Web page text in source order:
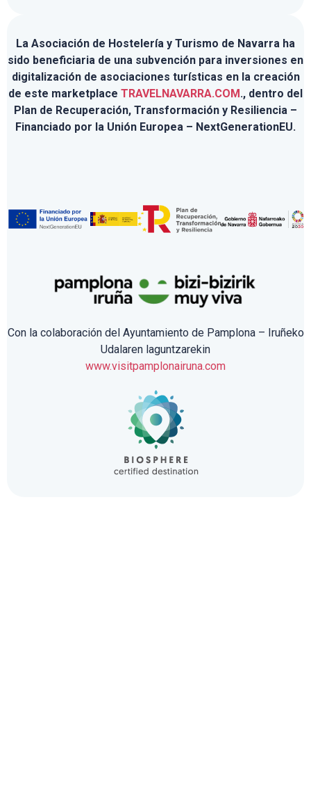
La Asociación de Hostelería y Turismo de Navarra ha
sido beneficiaria de una subvención para inversiones en
digitalización de asociaciones turísticas en la creación
de este marketplace TRAVELNAVARRA.COM ., dentro del
Plan de Recuperación, Transformación y Resiliencia –
Financiado por la Unión Europea – NextGenerationEU.
Con la colaboración del Ayuntamiento de Pamplona – Iruñeko
Udalaren laguntzarekin
www.visitpamplonairuna.com